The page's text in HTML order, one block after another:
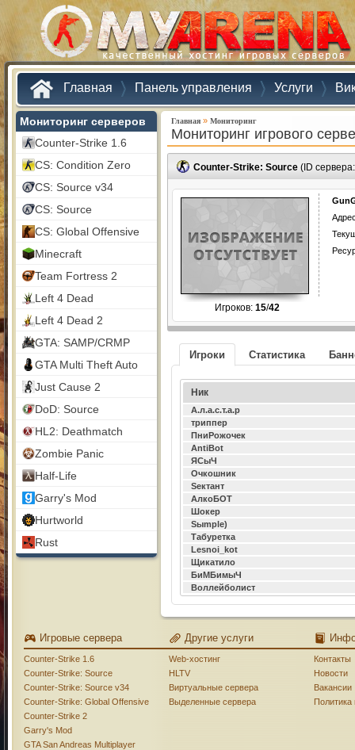
Главная Панель управления Услуги
Мониторинг серверов
Counter-Strike 1.6
CS: Condition Zero
CS: Source v34
CS: Source
CS: Global Offensive
Minecraft
Team Fortress 2
Left 4 Dead
Left 4 Dead 2
GTA: SAMP/CRMP
GTA Multi Theft Auto
Just Cause 2
DoD: Source
HL2: Deathmatch
Zombie Panic
Half-Life
Garry's Mod
Hurtworld
Rust
Главная » Мониторинг
Мониторинг игрового
Counter-Strike: Source (ID
Игроков: 15/42
Игроки Статистика
Ник
А.л.а.с.т.а.р
триппер
ПниРожочек
AntiBot
ЯСыЧ
Очкошник
Sектант
АлкоБОТ
Шокер
Sыmple)
Табуретка
Lesnoi_kot
Щикатило
БиМБимыЧ
Воллейболист
Игровые сервера
Counter-Strike 1.6
Counter-Strike: Source
Counter-Strike: Source v34
Counter-Strike: Global Offensive
Counter-Strike 2
Garry's Mod
GTA San Andreas Multiplayer
Другие услуги
Web-хостинг
HLTV
Виртуальные сервера
Выделенные сервера
Контакты
Новости
Вакансии
Политика